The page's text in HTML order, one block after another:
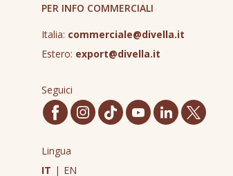
PER INFO COMMERCIALI
Italia: commerciale@divella.it
Estero: export@divella.it
Seguici
Lingua
IT | EN